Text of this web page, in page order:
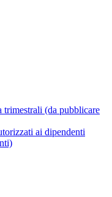
trimestrali (da pubblicare
ai dipendenti